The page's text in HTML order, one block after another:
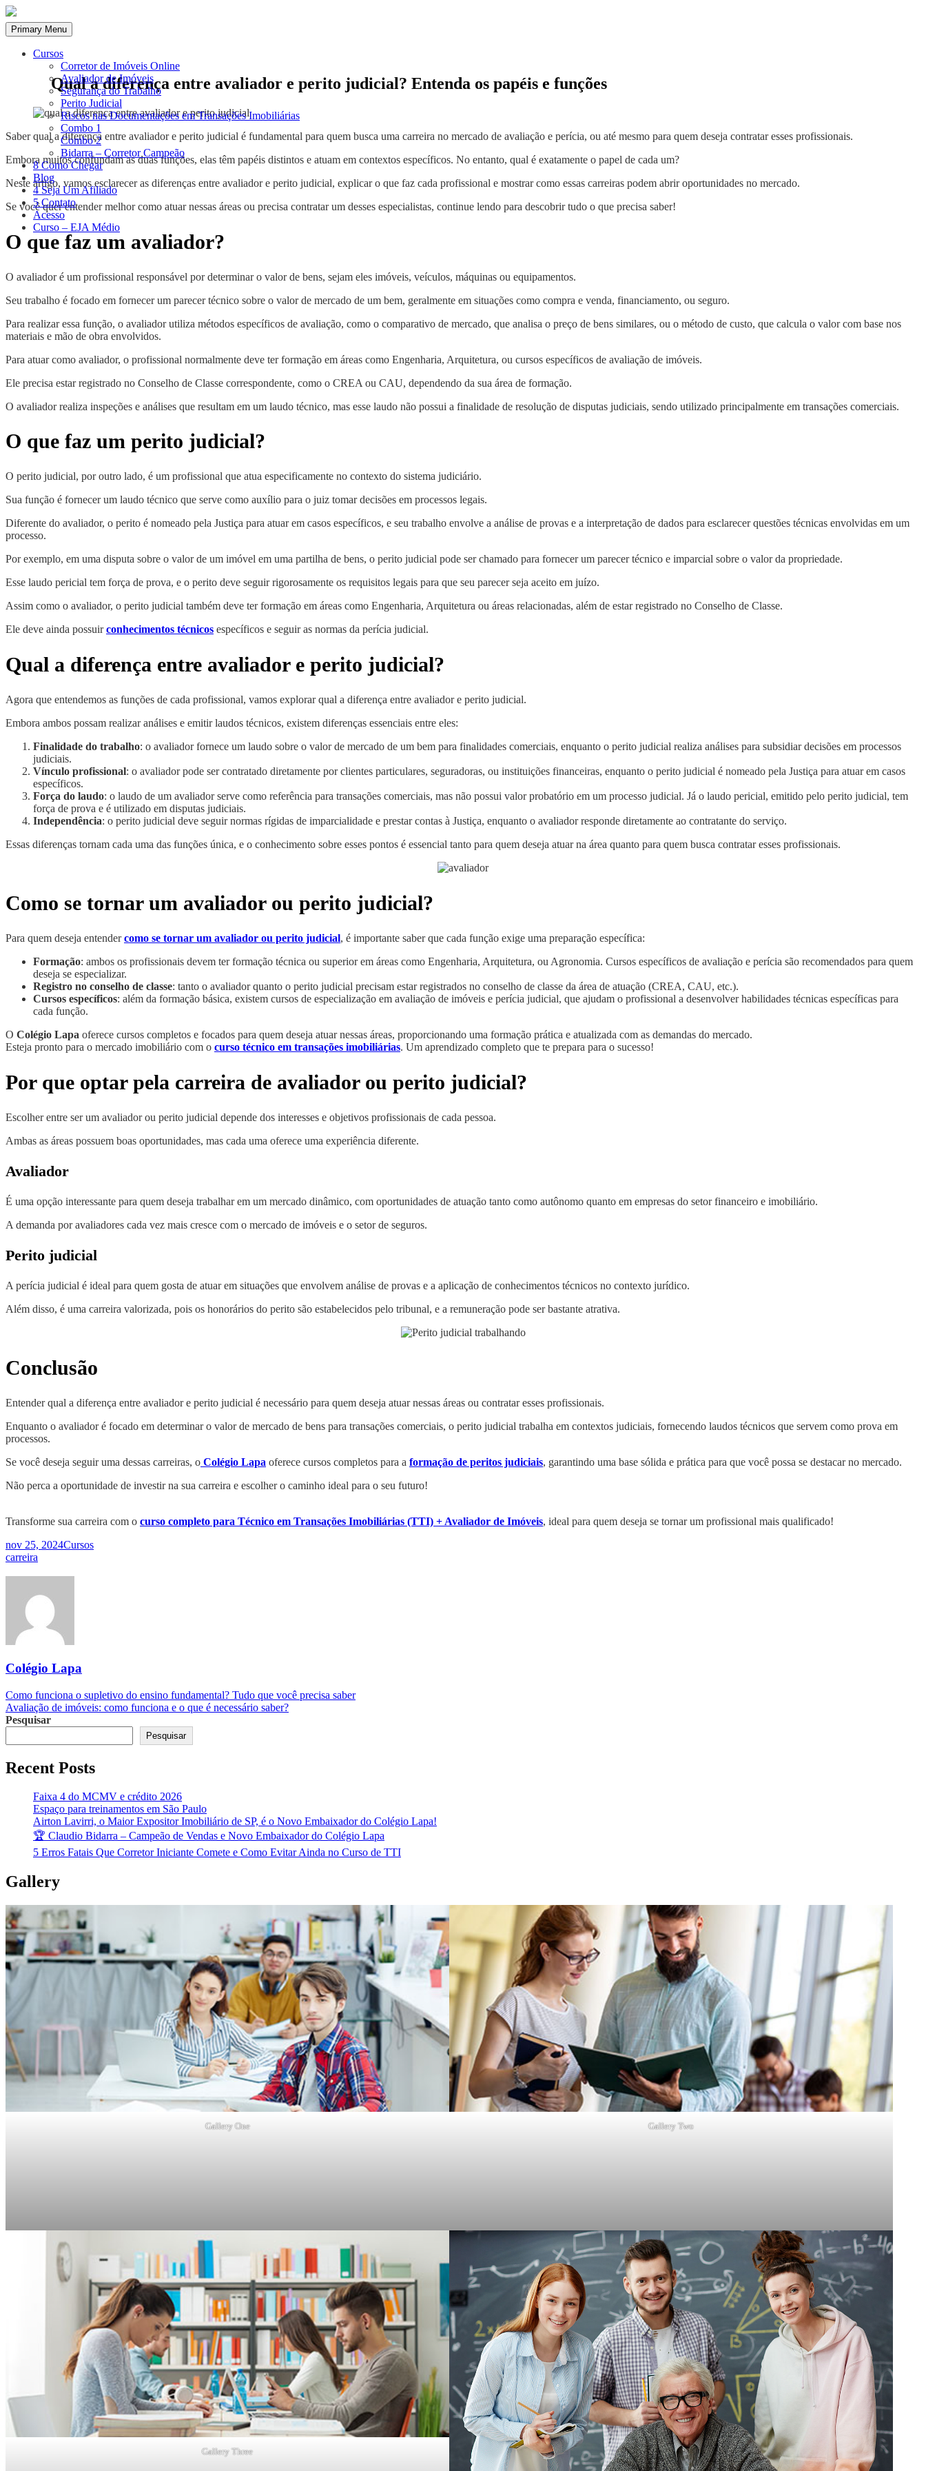
Skip
to
content
Primary Menu
Cursos
Corretor de Imóveis Online
Avaliador de Imóveis
Segurança do Trabalho
Perito Judicial
Riscos nas Documentações em Transações Imobiliárias
Combo 1
Combo 2
Bidarra – Corretor Campeão
8 Como Chegar
Blog
4 Seja Um Afiliado
5 Contato
Acesso
Curso – EJA Médio
Qual a diferença entre avaliador e perito judicial? Entenda os papéis e funções
Saber qual a diferença entre avaliador e perito judicial é fundamental para quem busca uma carreira no mercado de avaliação e perícia, ou até mesmo para quem deseja contratar esses profissionais.
Embora muitos confundam as duas funções, elas têm papéis distintos e atuam em contextos específicos. No entanto, qual é exatamente o papel de cada um?
Neste artigo, vamos esclarecer as diferenças entre avaliador e perito judicial, explicar o que faz cada profissional e mostrar como essas carreiras podem abrir oportunidades no mercado.
Se você quer entender melhor como atuar nessas áreas ou precisa contratar um desses especialistas, continue lendo para descobrir tudo o que precisa saber!
O que faz um avaliador?
O avaliador é um profissional responsável por determinar o valor de bens, sejam eles imóveis, veículos, máquinas ou equipamentos.
Seu trabalho é focado em fornecer um parecer técnico sobre o valor de mercado de um bem, geralmente em situações como compra e venda, financiamento, ou seguro.
Para realizar essa função, o avaliador utiliza métodos específicos de avaliação, como o comparativo de mercado, que analisa o preço de bens similares, ou o método de custo, que calcula o valor com base nos
materiais e mão de obra envolvidos.
Para atuar como avaliador, o profissional normalmente deve ter formação em áreas como Engenharia, Arquitetura, ou cursos específicos de avaliação de imóveis.
Ele precisa estar registrado no Conselho de Classe correspondente, como o CREA ou CAU, dependendo da sua área de formação.
O avaliador realiza inspeções e análises que resultam em um laudo técnico, mas esse laudo não possui a finalidade de resolução de disputas judiciais, sendo utilizado principalmente em transações comerciais.
O que faz um perito judicial?
O perito judicial, por outro lado, é um profissional que atua especificamente no contexto do sistema judiciário.
Sua função é fornecer um laudo técnico que serve como auxílio para o juiz tomar decisões em processos legais.
Diferente do avaliador, o perito é nomeado pela Justiça para atuar em casos específicos, e seu trabalho envolve a análise de provas e a interpretação de dados para esclarecer questões técnicas envolvidas em um
processo.
Por exemplo, em uma disputa sobre o valor de um imóvel em uma partilha de bens, o perito judicial pode ser chamado para fornecer um parecer técnico e imparcial sobre o valor da propriedade.
Esse laudo pericial tem força de prova, e o perito deve seguir rigorosamente os requisitos legais para que seu parecer seja aceito em juízo.
Assim como o avaliador, o perito judicial também deve ter formação em áreas como Engenharia, Arquitetura ou áreas relacionadas, além de estar registrado no Conselho de Classe.
Ele deve ainda possuirconhecimentos técnicos específicos e seguir as normas da perícia judicial.
Qual a diferença entre avaliador e perito judicial?
Agora que entendemos as funções de cada profissional, vamos explorar qual a diferença entre avaliador e perito judicial.
Embora ambos possam realizar análises e emitir laudos técnicos, existem diferenças essenciais entre eles:
Finalidade do trabalho: o avaliador fornece um laudo sobre o valor de mercado de um bem para finalidades comerciais, enquanto o perito judicial realiza análises para subsidiar decisões em processos
judiciais.
Vínculo profissional: o avaliador pode ser contratado diretamente por clientes particulares, seguradoras, ou instituições financeiras, enquanto o perito judicial é nomeado pela Justiça para atuar em casos
específicos.
Força do laudo: o laudo de um avaliador serve como referência para transações comerciais, mas não possui valor probatório em um processo judicial. Já o laudo pericial, emitido pelo perito judicial, tem
força de prova e é utilizado em disputas judiciais.
Independência: o perito judicial deve seguir normas rígidas de imparcialidade e prestar contas à Justiça, enquanto o avaliador responde diretamente ao contratante do serviço.
Essas diferenças tornam cada uma das funções única, e o conhecimento sobre esses pontos é essencial tanto para quem deseja atuar na área quanto para quem busca contratar esses profissionais.
Como se tornar um avaliador ou perito judicial?
Para quem deseja entendercomo se tornar um avaliador ou perito judicial, é importante saber que cada função exige uma preparação específica:
Formação: ambos os profissionais devem ter formação técnica ou superior em áreas como Engenharia, Arquitetura, ou Agronomia. Cursos específicos de avaliação e perícia são recomendados para quem
deseja se especializar.
Registro no conselho de classe: tanto o avaliador quanto o perito judicial precisam estar registrados no conselho de classe da área de atuação (CREA, CAU, etc.).
Cursos específicos: além da formação básica, existem cursos de especialização em avaliação de imóveis e perícia judicial, que ajudam o profissional a desenvolver habilidades técnicas específicas para
cada função.
O Colégio Lapa oferece cursos completos e focados para quem deseja atuar nessas áreas, proporcionando uma formação prática e atualizada com as demandas do mercado.
Esteja pronto para o mercado imobiliário com o curso técnico em transações imobiliárias. Um aprendizado completo que te prepara para o sucesso!
Por que optar pela carreira de avaliador ou perito judicial?
Escolher entre ser um avaliador ou perito judicial depende dos interesses e objetivos profissionais de cada pessoa.
Ambas as áreas possuem boas oportunidades, mas cada uma oferece uma experiência diferente.
Avaliador
É uma opção interessante para quem deseja trabalhar em um mercado dinâmico, com oportunidades de atuação tanto como autônomo quanto em empresas do setor financeiro e imobiliário.
A demanda por avaliadores cada vez mais cresce com o mercado de imóveis e o setor de seguros.
Perito judicial
A perícia judicial é ideal para quem gosta de atuar em situações que envolvem análise de provas e a aplicação de conhecimentos técnicos no contexto jurídico.
Além disso, é uma carreira valorizada, pois os honorários do perito são estabelecidos pelo tribunal, e a remuneração pode ser bastante atrativa.
Conclusão
Entender qual a diferença entre avaliador e perito judicial é necessário para quem deseja atuar nessas áreas ou contratar esses profissionais.
Enquanto o avaliador é focado em determinar o valor de mercado de bens para transações comerciais, o perito judicial trabalha em contextos judiciais, fornecendo laudos técnicos que servem como prova em
processos.
Se você deseja seguir uma dessas carreiras, o Colégio Lapa oferece cursos completos para a formação de peritos judiciais, garantindo uma base sólida e prática para que você possa se destacar no mercado.
Não perca a oportunidade de investir na sua carreira e escolher o caminho ideal para o seu futuro!
Transforme sua carreira com o curso completo para Técnico em Transações Imobiliárias (TTI) + Avaliador de Imóveis, ideal para quem deseja se tornar um profissional mais qualificado!
nov 25, 2024Cursos
Tags
carreira
Colégio Lapa
Navegação
de
Como funciona o supletivo do ensino fundamental? Tudo que você precisa saber
Avaliação de imóveis: como funciona e o que é necessário saber?
Pesquisar
Pesquisar
Recent Posts
Faixa 4 do MCMV e crédito 2026
Espaço para treinamentos em São Paulo
Airton Lavirri, o Maior Expositor Imobiliário de SP, é o Novo Embaixador do Colégio Lapa!
🏆 Claudio Bidarra – Campeão de Vendas e Novo Embaixador do Colégio Lapa
5 Erros Fatais Que Corretor Iniciante Comete e Como Evitar Ainda no Curso de TTI​
Gallery
Gallery One Gallery Two
Gallery Three